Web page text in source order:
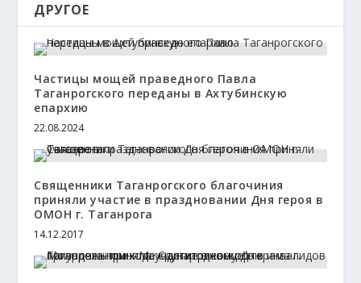
ДРУГОЕ
Частицы мощей праведного Павла
Таганрогского переданы в Ахтубинскую
епархию
22.08.2024
Священники Таганрогского благочиния
приняли участие в праздновании Дня героя в
ОМОН г. Таганрога
14.12.2017